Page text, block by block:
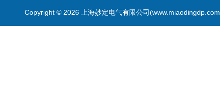
Copyright © 2026 上海妙定电气有限公司